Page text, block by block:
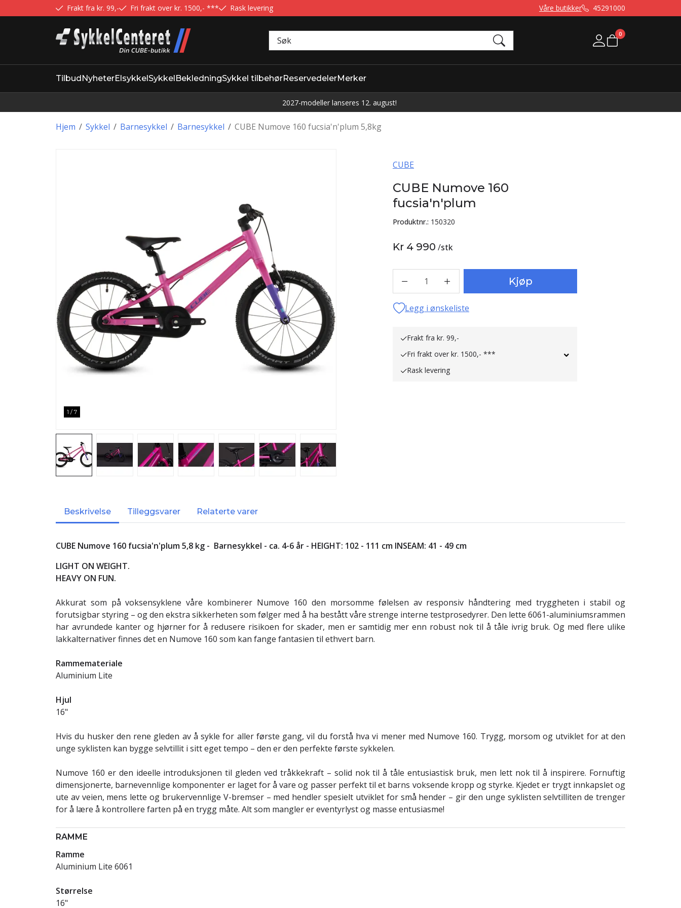
Frakt fra kr. 99,- Fri frakt over kr. 1500,- *** Rask levering Våre butikker 45291000
Mine sider
0
TilbudNyheterElsykkelSykkelBekledningSykkel tilbehørReservedelerMerker
2027-modeller lanseres 12. august!
/
Hjem /
Sykkel /
Barnesykkel /
Barnesykkel CUBE Numove 160 fucsia'n'plum 5,8kg
1 / 7
CUBE
CUBE Numove 160
fucsia'n'plum
Produktnr.: 150320
Kr 4 990 /stk
1 Kjøp
Legg i ønskeliste
Frakt fra kr. 99,-
Fri frakt over kr. 1500,- ***
Rask levering
Beskrivelse Tilleggsvarer Relaterte varer
CUBE Numove 160 fucsia'n'plum 5,8 kg - Barnesykkel - ca. 4-6 år - HEIGHT: 102 - 111 cm INSEAM: 41 - 49 cm
LIGHT ON WEIGHT.
HEAVY ON FUN.
Akkurat som på voksensyklene våre kombinerer Numove 160 den morsomme følelsen av responsiv håndtering med tryggheten i stabil og
forutsigbar styring – og den ekstra sikkerheten som følger med å ha bestått våre strenge interne testprosedyrer. Den lette 6061-aluminiumsrammen
har avrundede kanter og hjørner for å redusere risikoen for skader, men er samtidig mer enn robust nok til å tåle ivrig bruk. Og med flere ulike
lakkalternativer finnes det en Numove 160 som kan fange fantasien til ethvert barn.
Rammemateriale
Aluminium Lite
Hjul
16"
Hvis du husker den rene gleden av å sykle for aller første gang, vil du forstå hva vi mener med Numove 160. Trygg, morsom og utviklet for at den
unge syklisten kan bygge selvtillit i sitt eget tempo – den er den perfekte første sykkelen.
Numove 160 er den ideelle introduksjonen til gleden ved tråkkekraft – solid nok til å tåle entusiastisk bruk, men lett nok til å inspirere. Fornuftig
dimensjonerte, barnevennlige komponenter er laget for å vare og passer perfekt til et barns voksende kropp og styrke. Kjedet er trygt innkapslet og
ute av veien, mens lette og brukervennlige V-bremser – med hendler spesielt utviklet for små hender – gir den unge syklisten selvtilliten de trenger
for å lære å kontrollere farten på en trygg måte. Alt som mangler er eventyrlyst og masse entusiasme!
RAMME
Ramme
Aluminium Lite 6061
Størrelse
16"